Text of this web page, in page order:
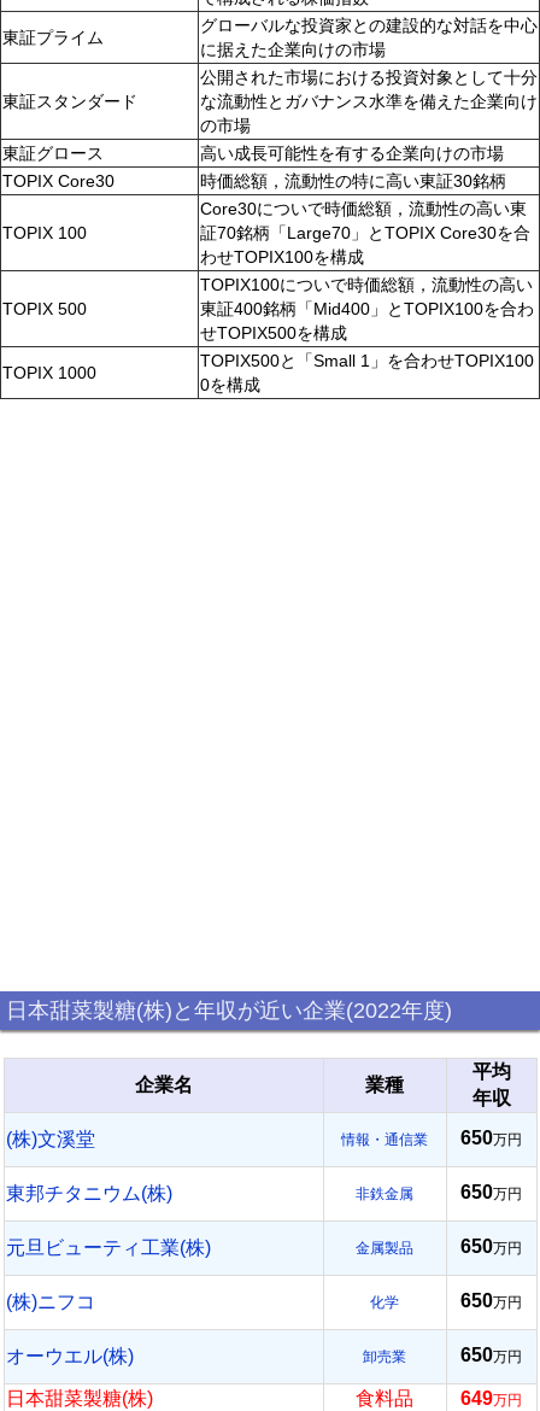
東証プライム
グローバルな投資家との建設的な対話を中心
に据えた企業向けの市場
東証スタンダード
公開された市場における投資対象として十分
な流動性とガバナンス水準を備えた企業向け
の市場
東証グロース
高い成長可能性を有する企業向けの市場
TOPIX Core30
時価総額，流動性の特に高い東証30銘柄
TOPIX 100
Core30についで時価総額，流動性の高い東
証70銘柄「Large70」とTOPIX Core30を合
わせTOPIX100を構成
TOPIX 500
TOPIX100についで時価総額，流動性の高い
東証400銘柄「Mid400」とTOPIX100を合わ
せTOPIX500を構成
TOPIX 1000
TOPIX500と「Small 1」を合わせTOPIX100
0を構成
日本甜菜製糖(株)と年収が近い企業(2022年度)
企業名 業種
平均
年収
(株)文溪堂
情報・通信業 650万円
東邦チタニウム(株) 非鉄金属 650万円
元旦ビューティ工業(株) 金属製品 650万円
(株)ニフコ 化学 650万円
オーウエル(株) 卸売業 650万円
日本甜菜製糖(株) 食料品 649万円